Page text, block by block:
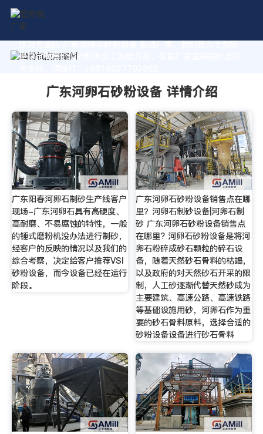
作为专业的 广东河卵石砂粉设备 制造厂家，我们致力于为您
量身定制高价值的粉体加工系统方案。获取厂家直销报价及技
广东河卵石砂粉设备 详情介绍
广东阳春河卵石制砂生产线客户
现场-广东河卵石具有高硬度、
高耐磨、不易腐蚀的特性，一般
的锤式磨粉机没办法进行制砂，
经客户的反映的情况以及我们的
综合考察，决定给客户推荐VSI
砂粉设备，而今设备已经在运行
阶段。
广东河卵石砂粉设备销售点在哪
里？河卵石制砂设备|河卵石制
砂 广东河卵石砂粉设备销售点
在哪里? 河卵石砂粉设备是将河
卵石粉碎成砂石颗粒的碎石设
备，随着天然砂石骨料的枯竭，
以及政府的对天然砂石开采的限
制，人工砂逐渐代替天然砂成为
主要建筑、高速公路、高速铁路
等基础设施用砂，河卵石作为重
要的砂石骨料原料，选择合适的
砂粉设备设备进行砂石骨料